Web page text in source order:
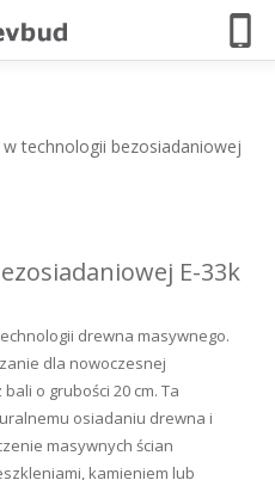
E-33k
technologii bezosiadaniowej
E-33k
drewna masywnego.
dla nowoczesnej
o grubości 20 cm. Ta
osiadaniu drewna i
masywnych ścian
kamieniem lub